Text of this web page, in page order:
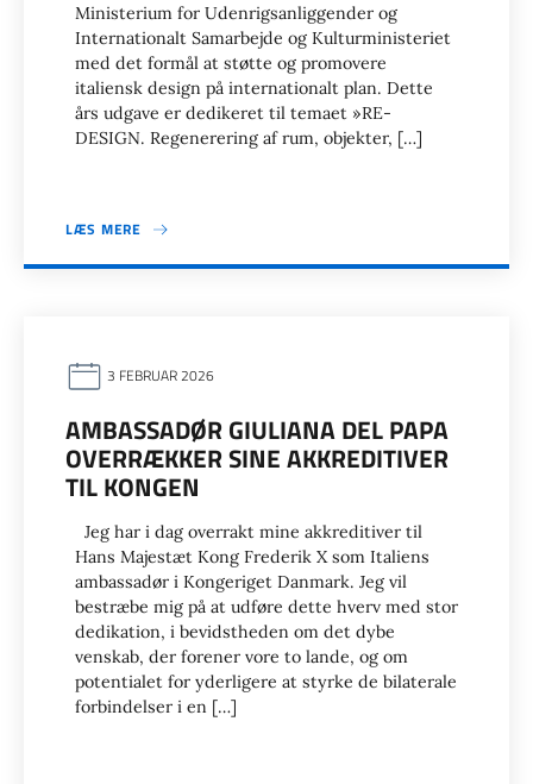
Ministerium for Udenrigsanliggender og
Internationalt Samarbejde og Kulturministeriet
med det formål at støtte og promovere
italiensk design på internationalt plan. Dette
års udgave er dedikeret til temaet »RE-
DESIGN. Regenerering af rum, objekter, […]
LÆS MERE
3 FEBRUAR 2026
AMBASSADØR GIULIANA DEL PAPA
OVERRÆKKER SINE AKKREDITIVER
TIL KONGEN
Jeg har i dag overrakt mine akkreditiver til
Hans Majestæt Kong Frederik X som Italiens
ambassadør i Kongeriget Danmark. Jeg vil
bestræbe mig på at udføre dette hverv med stor
dedikation, i bevidstheden om det dybe
venskab, der forener vore to lande, og om
potentialet for yderligere at styrke de bilaterale
forbindelser i en […]